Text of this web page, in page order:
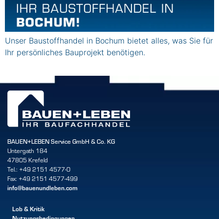
Unser Baustoffhandel in Bochum bietet alles, was Sie für
Ihr persönliches Bauprojekt benötigen.
BAUEN+LEBEN Service GmbH & Co. KG
Untergath 184
47805 Krefeld
Tel.: +49 2151 4577-0
Fax: +49 2151 4577-499
info@bauenundleben.com
Lob & Kritik